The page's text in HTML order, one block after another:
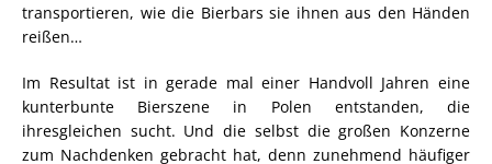
transportieren, wie die Bierbars sie ihnen aus den Händen
reißen…
Im Resultat ist in gerade mal einer Handvoll Jahren eine
kunterbunte Bierszene in Polen entstanden, die
ihresgleichen sucht. Und die selbst die großen Konzerne
zum Nachdenken gebracht hat, denn zunehmend häufiger